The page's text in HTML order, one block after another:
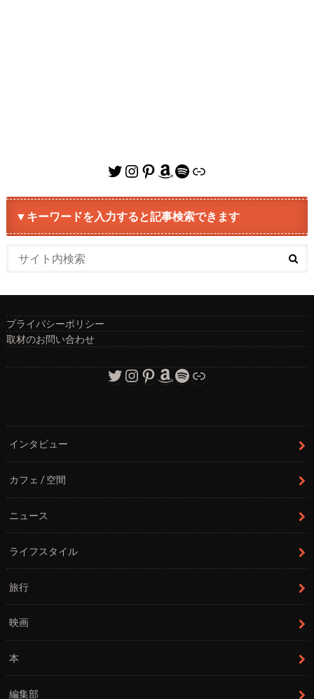
Twitter
Instagram
Pinterest
Amazon
Spotify
リンク
▼キーワードを入力すると記事検索できます
プライバシーポリシー
取材のお問い合わせ
Twitter
Instagram
Pinterest
Amazon
Spotify
リンク
インタビュー
カフェ / 空間
ニュース
ライフスタイル
旅行
映画
本
編集部